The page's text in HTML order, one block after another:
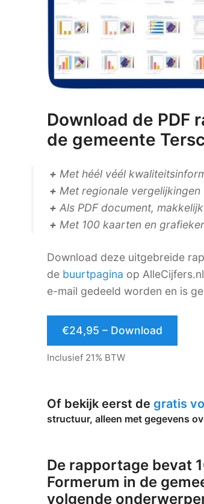
Download de PDF
de gemeente
+ Met héél véél
+ Met regionale
+ Als PDF document,
+ Met 100 kaarten en
Download deze uitgebreide
de buurtpagina op
e-mail gedeeld worden en is
€24,95 – Download
Inclusief 21% BTW
Of bekijk eerst de gratis
structuur, alleen met gegevens
De rapportage bevat
Formerum in de
volgende